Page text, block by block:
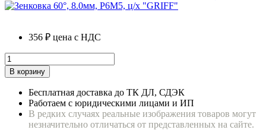
356 ₽ цена с НДС
В корзину
Бесплатная доставка до ТК ДЛ, СДЭК
Работаем с юридическими лицами и ИП
В редких случаях реальные изображения товаров могут
незначительно отличаться от представленных на сайте.